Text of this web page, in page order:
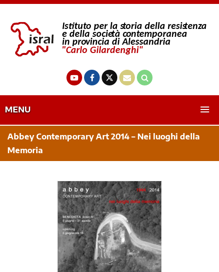
MENU
Abbey Contemporary Art 2014 – Nei luoghi della
Memoria